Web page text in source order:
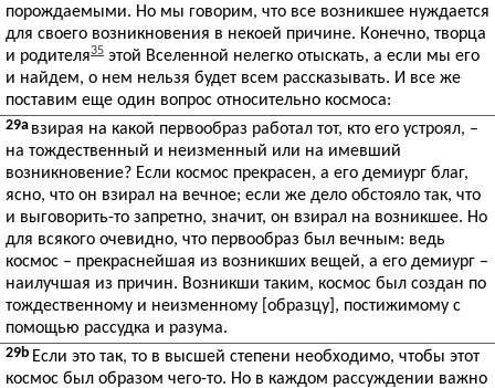
порождаемыми. Но мы говорим, что все возникшее нуждается
для своего возникновения в некоей причине. Конечно, творца
и родителя35 этой Вселенной нелегко отыскать, а если мы его
и найдем, о нем нельзя будет всем рассказывать. И все же
поставим еще один вопрос относительно космоса:
29a взирая на какой первообраз работал тот, кто его устроял, –
на тождественный и неизменный или на имевший
возникновение? Если космос прекрасен, а его демиург благ,
ясно, что он взирал на вечное; если же дело обстояло так, что
и выговорить-то запретно, значит, он взирал на возникшее. Но
для всякого очевидно, что первообраз был вечным: ведь
космос – прекраснейшая из возникших вещей, а его демиург –
наилучшая из причин. Возникши таким, космос был создан по
тождественному и неизменному [образцу], постижимому с
помощью рассудка и разума.
29b Если это так, то в высшей степени необходимо, чтобы этот
космос был образом чего-то. Но в каждом рассуждении важно